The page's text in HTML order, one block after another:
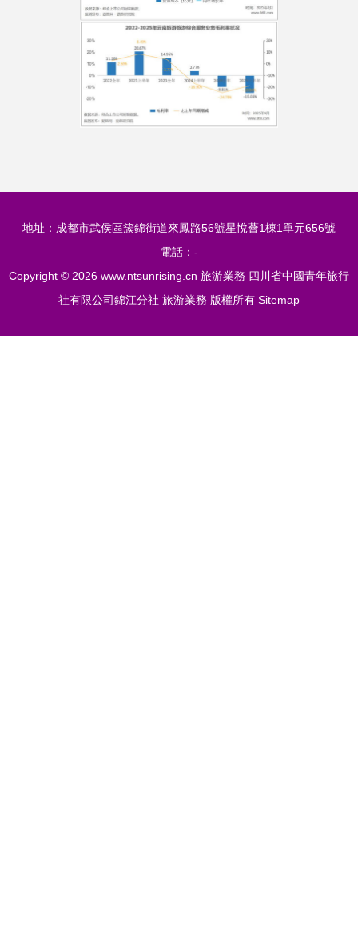
地址：成都市武侯區簇錦街道來鳳路56號星悅薈1棟1單元656號
電話：-
Copyright © 2026 www.ntsunrising.cn 旅游業務 四川省中國青年旅行
社有限公司錦江分社 旅游業務 版權所有 Sitemap